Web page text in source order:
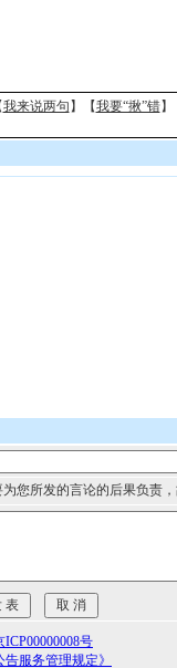
我来说两句 】【我要“揪”错】
为您所发的言论的后果负责
号
服务管理规定》